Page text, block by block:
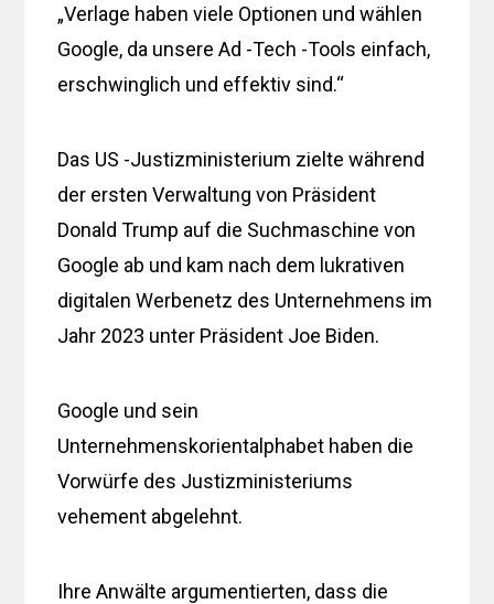
„Verlage haben viele Optionen und wählen
Google, da unsere Ad -Tech -Tools einfach,
erschwinglich und effektiv sind.“
Das US -Justizministerium zielte während
der ersten Verwaltung von Präsident
Donald Trump auf die Suchmaschine von
Google ab und kam nach dem lukrativen
digitalen Werbenetz des Unternehmens im
Jahr 2023 unter Präsident Joe Biden.
Google und sein
Unternehmenskorientalphabet haben die
Vorwürfe des Justizministeriums
vehement abgelehnt.
Ihre Anwälte argumentierten, dass die